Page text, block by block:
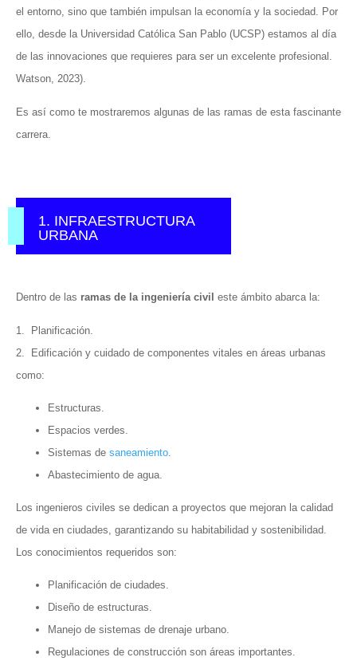
el entorno, sino que también impulsan la economía y la sociedad. Por
ello, desde la Universidad Católica San Pablo (UCSP) estamos al día
de las innovaciones que requieres para ser un excelente profesional.
Watson, 2023).
Es así como te mostraremos algunas de las ramas de esta fascinante
carrera.
1. INFRAESTRUCTURA
URBANA
Dentro de las ramas de la ingeniería civil este ámbito abarca la:
1. Planificación.
2. Edificación y cuidado de componentes vitales en áreas urbanas
como:
Estructuras.
Espacios verdes.
Sistemas de saneamiento
Abastecimiento de agua.
Los ingenieros civiles se dedican a proyectos que mejoran la calidad
de vida en ciudades, garantizando su habitabilidad y sostenibilidad.
Los conocimientos requeridos son:
Planificación de ciudades.
Diseño de estructuras.
Manejo de sistemas de drenaje urbano.
Regulaciones de construcción son áreas importantes.